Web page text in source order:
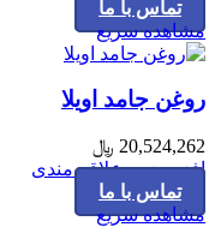
تماس با ما
مشاهده سریع
روغن جامد اویلا
20,524,262 ﷼
افزودن به علاقه مندی
تماس با ما
مشاهده سریع